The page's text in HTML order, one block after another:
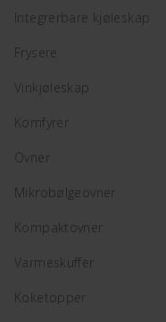
Integrerbare kjøleskap
Frysere
Vinkjøleskap
Komfyrer
Ovner
Mikrobølgeovner
Kompaktovner
Varmeskuffer
Koketopper